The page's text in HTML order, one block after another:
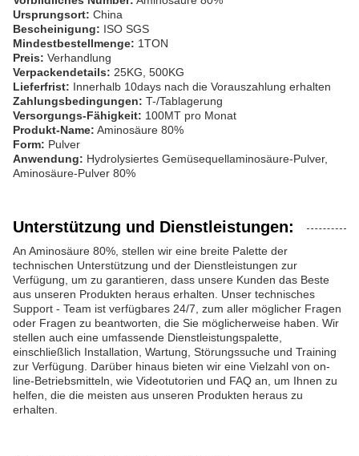
Ursprungsort: China
Bescheinigung: ISO SGS
Mindestbestellmenge: 1TON
Preis: Verhandlung
Verpackendetails: 25KG, 500KG
Lieferfrist: Innerhalb 10days nach die Vorauszahlung erhalten
Zahlungsbedingungen: T-/Tablagerung
Versorgungs-Fähigkeit: 100MT pro Monat
Produkt-Name: Aminosäure 80%
Form: Pulver
Anwendung: Hydrolysiertes Gemüsequellaminosäure-Pulver,
Aminosäure-Pulver 80%
Unterstützung und Dienstleistungen:
An Aminosäure 80%, stellen wir eine breite Palette der
technischen Unterstützung und der Dienstleistungen zur
Verfügung, um zu garantieren, dass unsere Kunden das Beste
aus unseren Produkten heraus erhalten. Unser technisches
Support - Team ist verfügbares 24/7, zum aller möglicher Fragen
oder Fragen zu beantworten, die Sie möglicherweise haben. Wir
stellen auch eine umfassende Dienstleistungspalette,
einschließlich Installation, Wartung, Störungssuche und Training
zur Verfügung. Darüber hinaus bieten wir eine Vielzahl von on-
line-Betriebsmitteln, wie Videotutorien und FAQ an, um Ihnen zu
helfen, die die meisten aus unseren Produkten heraus zu
erhalten.